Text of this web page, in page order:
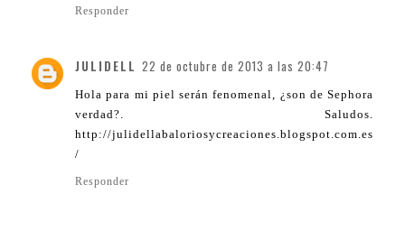
Responder
JULIDELL 22 de octubre de 2013 a las 20:47
Hola para mi piel serán fenomenal, ¿son de Sephora
verdad?. Saludos.
http://julidellabaloriosycreaciones.blogspot.com.es
/
Responder